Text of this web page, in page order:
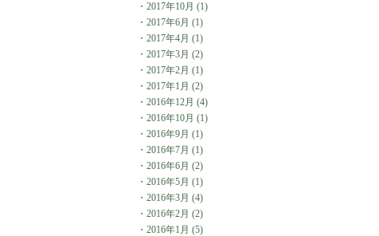
・ 2017年10月 (1)
・ 2017年6月 (1)
・ 2017年4月 (1)
・ 2017年3月 (2)
・ 2017年2月 (1)
・ 2017年1月 (2)
・ 2016年12月 (4)
・ 2016年10月 (1)
・ 2016年9月 (1)
・ 2016年7月 (1)
・ 2016年6月 (2)
・ 2016年5月 (1)
・ 2016年3月 (4)
・ 2016年2月 (2)
・ 2016年1月 (5)